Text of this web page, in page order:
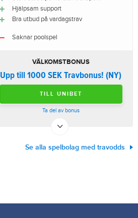
Hjälpsam support
Bra utbud på vardagstrav
Saknar poolspel
VÄLKOMSTBONUS
Upp till 1000 SEK Travbonus! (NY)
TILL UNIBET
Ta del av bonus
Se alla spelbolag med travodds